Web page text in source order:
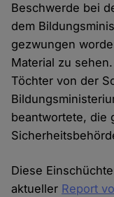
Beschwerde bei
dem
gezwungen
Material zu
Töchter von der
beantwortete, die
Diese
aktueller Report